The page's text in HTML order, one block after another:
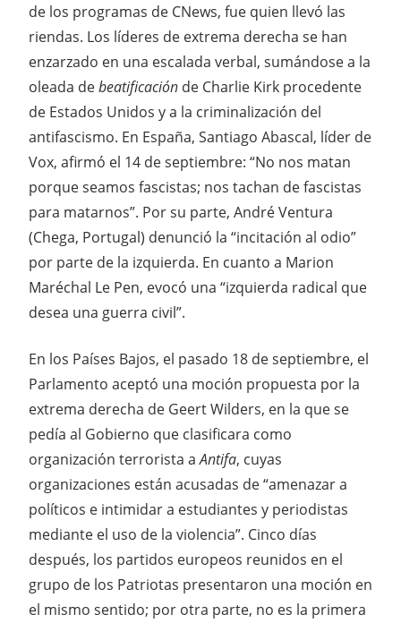
de los programas de CNews, fue quien llevó las
riendas. Los líderes de extrema derecha se han
enzarzado en una escalada verbal, sumándose a la
oleada debeatificación de Charlie Kirk procedente
de Estados Unidos y a la criminalización del
antifascismo. En España, Santiago Abascal, líder de
Vox, afirmó el 14 de septiembre: “No nos matan
porque seamos fascistas; nos tachan de fascistas
para matarnos”. Por su parte, André Ventura
(Chega, Portugal) denunció la “incitación al odio”
por parte de la izquierda. En cuanto a Marion
Maréchal Le Pen, evocó una “izquierda radical que
desea una guerra civil”.
En los Países Bajos, el pasado 18 de septiembre, el
Parlamento aceptó una moción propuesta por la
extrema derecha de Geert Wilders, en la que se
pedía al Gobierno que clasificara como
organización terrorista aAntifa, cuyas
organizaciones están acusadas de “amenazar a
políticos e intimidar a estudiantes y periodistas
mediante el uso de la violencia”. Cinco días
después, los partidos europeos reunidos en el
grupo de los Patriotas presentaron una moción en
el mismo sentido; por otra parte, no es la primera